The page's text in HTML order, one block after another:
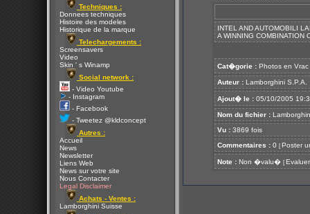
Techniques :
Donnees techniques
Histoire des modeles
Historique de la marque
Telechargements :
Screensavers
Video
Skin ' s Winamp
Social network :
- Video Youtube
- Instagram
- Facebook
- Tweetez @kldconcept
Autres :
Accueil
News
Newsletter
Liens Web
News sur votre site
Nous Contacter
Legal Disclaimer
Achats - Ventes :
Lamborghini Suisse
INTEL AND AUTOMOBILI
A WINNING COMBINATION
Cat�gorie : Photos en Vrac
Auteur : Lamborghini S.P.A.
Ajout� le : 05/10/2005
Nom du fichier :
Vu : 3869 fois
Commentaires : 0 [ Poster
Note : Non �valu� [ Evaluer